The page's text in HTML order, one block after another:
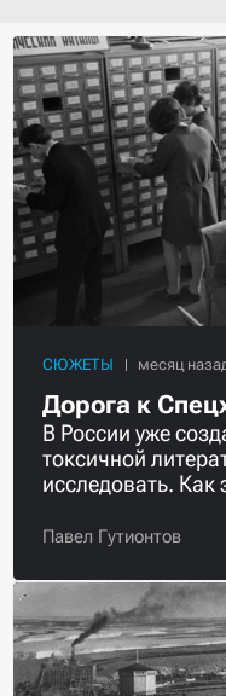
СЮЖЕТЫ
Дорога к
В России уже
токсичной
исследовать.
Павел Гутионтов